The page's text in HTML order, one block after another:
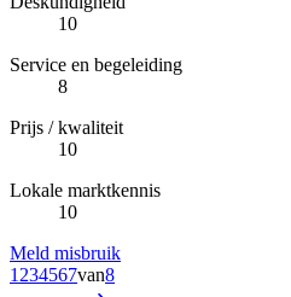
10
Service en begeleiding
8
Prijs / kwaliteit
10
Lokale marktkennis
10
Meld misbruik
1 234567van8